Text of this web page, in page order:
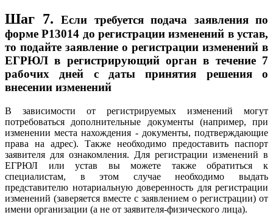
Шаг 7.
Если требуется подача заявления по
форме P13014 до регистрации изменений в устав,
то подайте заявление о регистрации изменений в
ЕГРЮЛ в регистрирующий орган в течение 7
рабочих дней с даты принятия решения о
внесении изменений
В зависимости от регистрируемых изменений могут
потребоваться дополнительные документы (например, при
изменении места нахождения - документы, подтверждающие
права на адрес). Также необходимо предоставить паспорт
заявителя для ознакомления. Для регистрации изменений в
ЕГРЮЛ или устав вы можете также обратиться к
специалистам, в этом случае необходимо выдать
представителю нотариальную доверенность для регистрации
изменений (заверяется вместе с заявлением о регистрации) от
имени организации (а не от заявителя-физического лица).